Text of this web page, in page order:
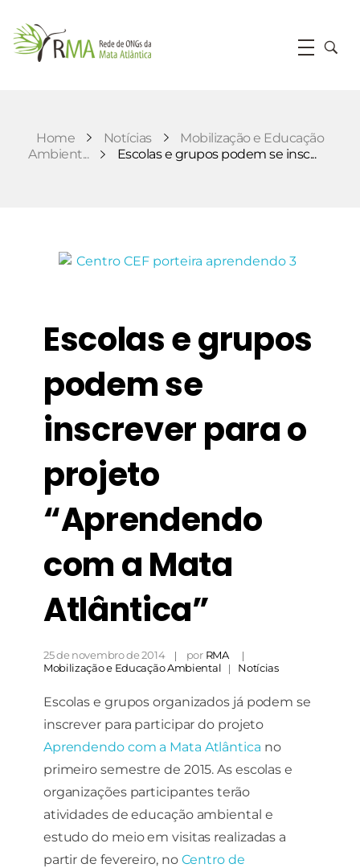
Home Notícias
Mobilização e Educação
Ambient...
Escolas e grupos podem se insc...
Escolas e grupos
podem se
inscrever para o
projeto
“Aprendendo
com a Mata
Atlântica”
25 de novembro de 2014 por RMA
Mobilização e Educação Ambiental
Notícias
Escolas e grupos organizados já podem se
inscrever para participar do projeto
Aprendendo com a Mata Atlântica no
primeiro semestre de 2015. As escolas e
organizações participantes terão
atividades de educação ambiental e
estudo do meio em visitas realizadas a
partir de fevereiro, no Centro de
Necessário
não são
opcionais. São
para o
funcionamento
do site.
Estatísticas
Para que
melhorar a
funcionalidade
e a estrutura
do site, com
base em
como o site é
usado.
Experiência
Para que o